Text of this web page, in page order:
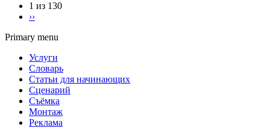
1 из 130
››
Primary menu
Услуги
Словарь
Статьи для начинающих
Сценарий
Съёмка
Монтаж
Реклама